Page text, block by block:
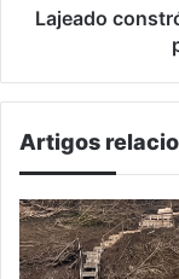
deLajeado
Artigos